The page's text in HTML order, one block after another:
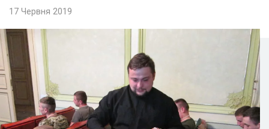
17 Червня 2019